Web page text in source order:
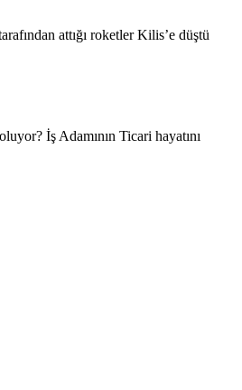
attığı roketler Kilis’e düştü
İş Adamının Ticari hayatını